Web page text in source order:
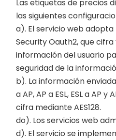
Las etiquetas de precios
las siguientes
a). El servicio web
Security Oauth2, que
información del usuario
seguridad de la
b). La información
a AP, AP a ESL, ESL a AP
cifra mediante AES128.
do). Los servicios web
d). El servicio se